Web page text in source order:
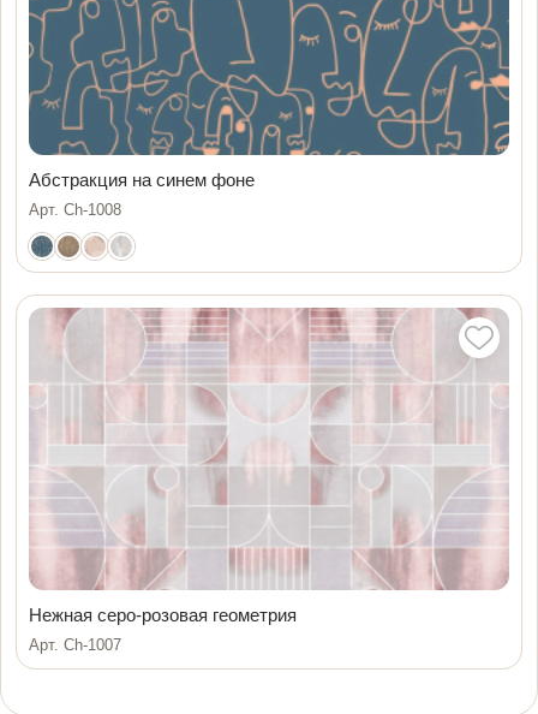
Абстракция на синем фоне
Арт. Ch-1008
Нежная серо-розовая геометрия
Арт. Ch-1007